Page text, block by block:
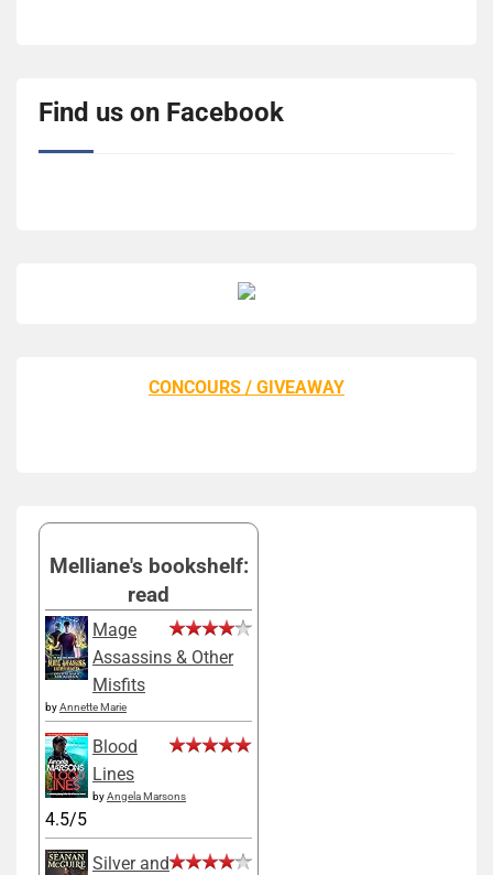
Find us on Facebook
CONCOURS / GIVEAWAY
Melliane's bookshelf:
read
Mage
Assassins & Other
Misfits
byAnnette Marie
Blood
Lines
byAngela Marsons
4.5/5
Silver and